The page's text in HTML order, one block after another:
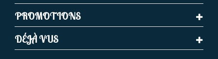
PROMOTIONS
DÉJÀ VUS